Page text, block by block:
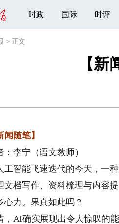
时政 国际 时评
> 正文
【
闻随笔】
李宁（语文教师）
能飞速迭代的今天，一种
文档写作、资料梳理与内容
心力。果真如此吗？
确实展现出令人惊叹的能